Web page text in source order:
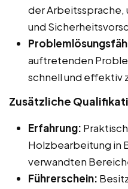
der Arbeitssprache,
und
auftretenden
schnell und effektiv
Zusätzliche
Erfahrung:
Holzbearbeitung in
verwandten
Führerschein: